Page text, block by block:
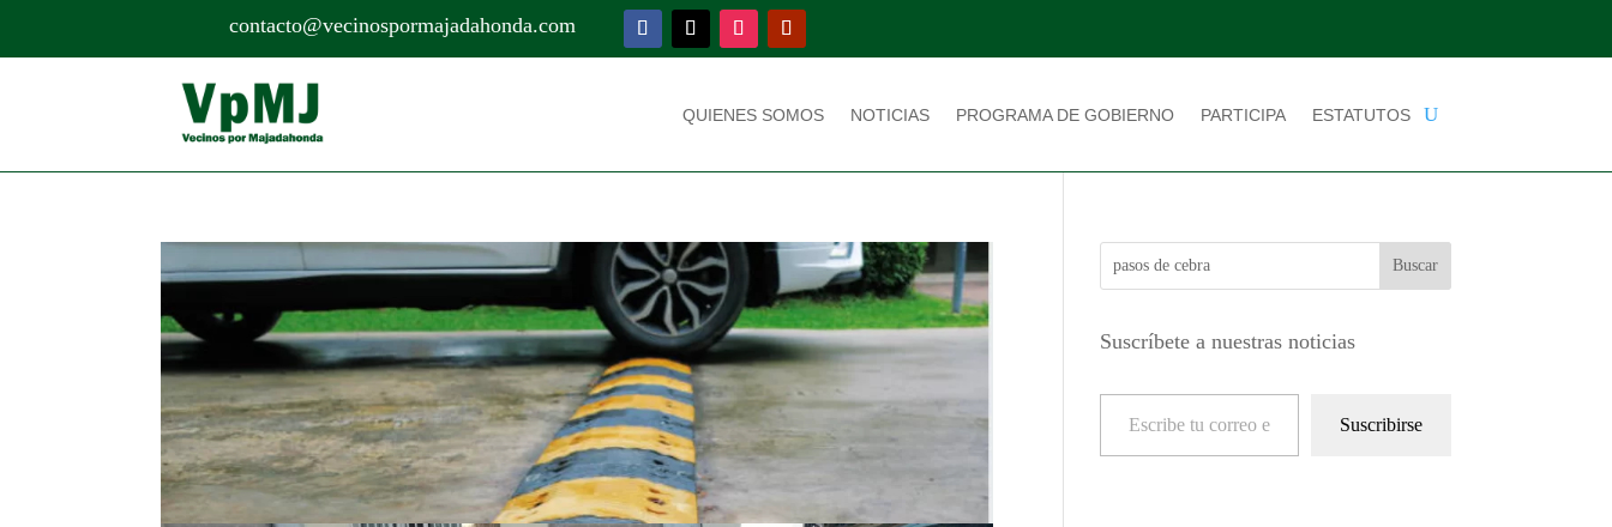
contacto@vecinospormajadahonda.com
QUIENES SOMOS NOTICIAS PROGRAMA DE GOBIERNO PARTICIPA ESTATUTOS
Suscríbete a nuestras noticias
Escribe tu correo electrónico…
Suscribirse